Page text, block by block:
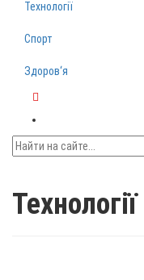
Технології
Спорт
Здоров‘я
Технології